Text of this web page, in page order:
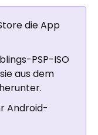
die App
PSP-ISO
aus dem
Android-